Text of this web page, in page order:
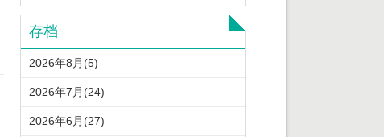
存档
2026年8月(5)
2026年7月(24)
2026年6月(27)